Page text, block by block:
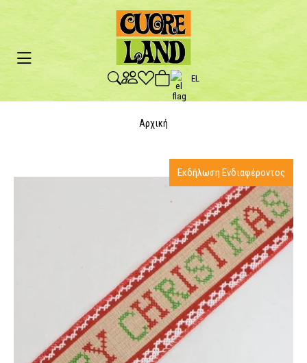
EL
Αρχική
Εκδήλωση Ενδιαφέροντος